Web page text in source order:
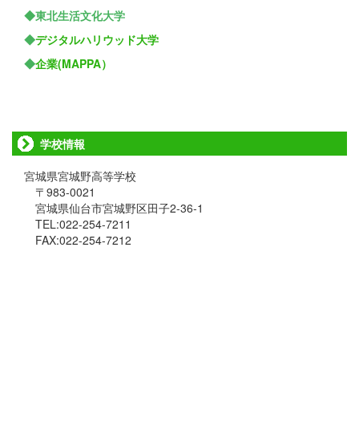
◆東北生活文化大学
◆デジタルハリウッド大学
◆企業(MAPPA）
学校情報
宮城県宮城野高等学校
〒983-0021
宮城県仙台市宮城野区田子2-36-1
TEL:022-254-7211
FAX:022-254-7212